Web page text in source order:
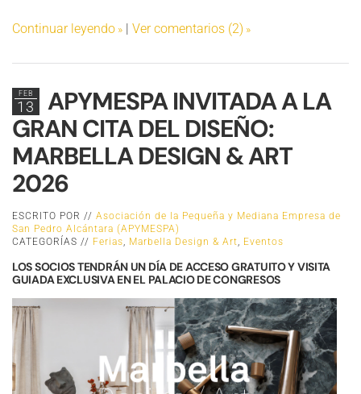
Continuar leyendo Ver comentarios (2)
FEB
13
APYMESPA INVITADA A LA
GRAN CITA DEL DISEÑO:
MARBELLA DESIGN & ART
2026
ESCRITO POR // Asociación de la Pequeña y Mediana Empresa de
San Pedro Alcántara (APYMESPA)
CATEGORÍAS // Ferias, Marbella Design & Art, Eventos
LOS SOCIOS TENDRÁN UN DÍA DE ACCESO GRATUITO Y VISITA
GUIADA EXCLUSIVA EN EL PALACIO DE CONGRESOS